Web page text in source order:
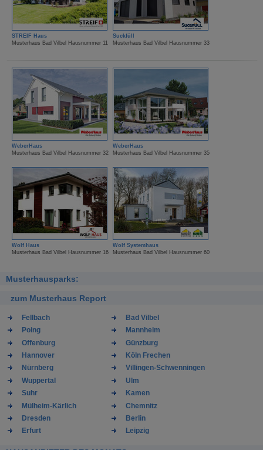
STREIF Haus
Musterhaus Bad Vilbel Hausnummer 11
Suckfüll
Musterhaus Bad Vilbel Hausnummer 33
WeberHaus
Musterhaus Bad Vilbel Hausnummer 32
WeberHaus
Musterhaus Bad Vilbel Hausnummer 35
Wolf Haus
Musterhaus Bad Vilbel Hausnummer 16
Wolf Systemhaus
Musterhaus Bad Vilbel Hausnummer 60
Musterhausparks:
zum Musterhaus Report
Fellbach
Bad Vilbel
Poing
Mannheim
Offenburg
Günzburg
Hannover
Köln Frechen
Nürnberg
Villingen-Schwenningen
Wuppertal
Ulm
Suhr
Kamen
Mülheim-Kärlich
Chemnitz
Dresden
Berlin
Erfurt
Leipzig